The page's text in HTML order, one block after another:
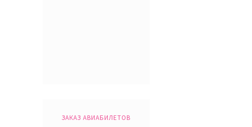
ЗАКАЗ АВИАБИЛЕТОВ